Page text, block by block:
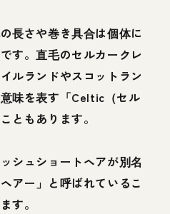
長さや巻き具合は個体に
す。直毛のセルカークレ
ルランドやスコットラン
味を表す「Celtic（セル
ともあります。
シュショートヘアが別名
アー」と呼ばれているこ
す。